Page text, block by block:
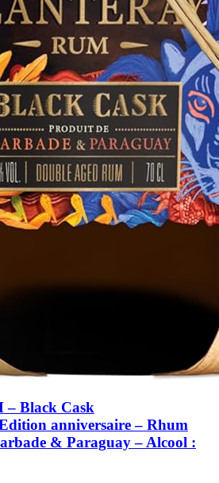
Black Cask
anniversaire – Rhum
& Paraguay – Alcool :